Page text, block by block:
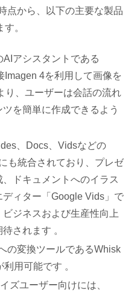
点から、以下の主要な製品
。
AIアシスタントである
4を利用して画像を
り、ユーザーは会話の流れ
を簡単に作成できるよう
、Docs、Vidsなどの
も統合されており、プレゼ
ドキュメントへのイラス
ディター「Google Vids」で
ジネスおよび生産性向上
されます 。
の変換ツールであるWhisk
用可能です 。
ズユーザー向けには、